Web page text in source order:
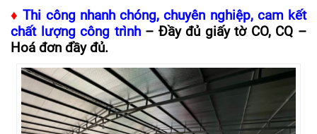
♦Thi công nhanh chóng, chuyên nghiệp, cam kết
chất lượng công trình– Đầy đủ giấy tờ CO, CQ –
Hoá đơn đầy đủ.